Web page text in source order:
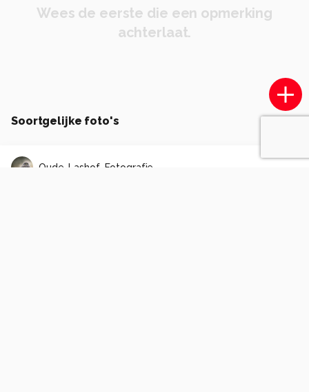
Wees de eerste die een opmerking
achterlaat.
Soortgelijke foto's
Oude_Lashof_Fotografie